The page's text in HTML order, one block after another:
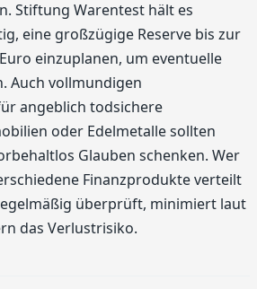
Stiftung Warentest hält es
eine großzügige Reserve bis zur
einzuplanen, um eventuelle
Auch vollmundigen
angeblich todsichere
oder Edelmetalle sollten
Glauben schenken. Wer
Finanzprodukte verteilt
überprüft, minimiert laut
das Verlustrisiko.